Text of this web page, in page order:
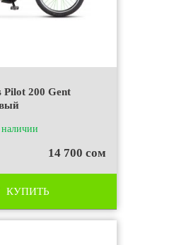
Pilot 200 Gent
14 700 сом
КУПИТЬ